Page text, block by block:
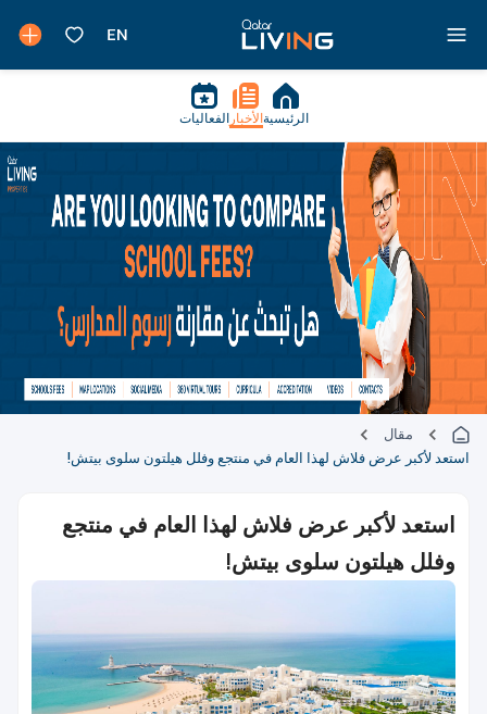
الرئيسية الأخبار الفعاليات
مقال
استعد لأكبر عرض فلاش لهذا العام في منتجع وفلل هيلتون سلوى بيتش!
استعد لأكبر عرض فلاش لهذا العام في منتجع
وفلل هيلتون سلوى بيتش!